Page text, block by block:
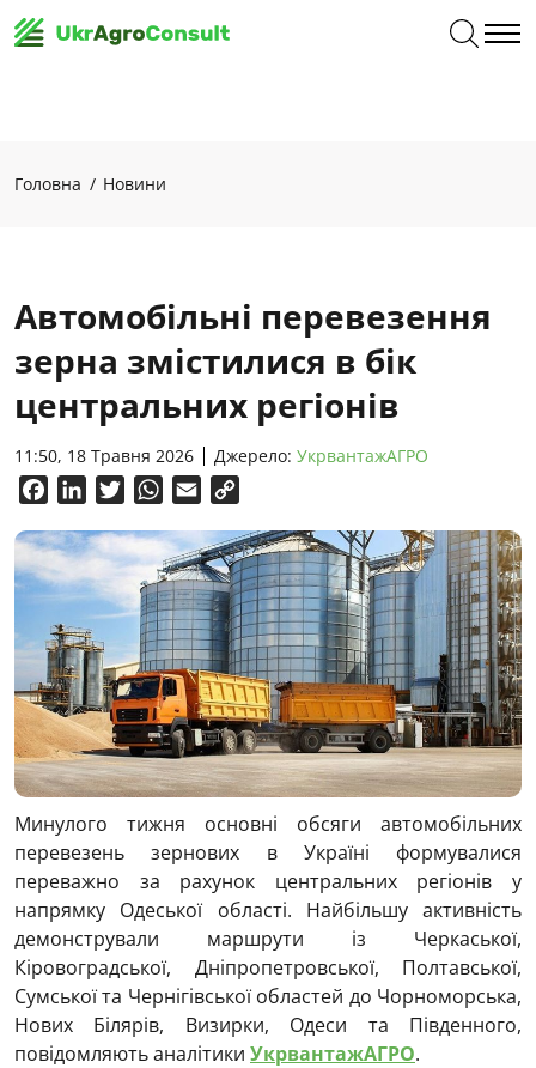
Головна Новини
Автомобільні перевезення
зерна змістилися в бік
центральних регіонів
11:50, 18 Травня 2026 Джерело: УкрвантажАГРО
FacebookLinkedInTwitterWhatsApp
Email
Минулого тижня основні обсяги автомобільних
перевезень зернових в Україні формувалися
переважно за рахунок центральних регіонів у
напрямку Одеської області. Найбільшу активність
демонстрували маршрути із Черкаської,
Кіровоградської, Дніпропетровської, Полтавської,
Сумської та Чернігівської областей до Чорноморська,
Нових Білярів, Визирки, Одеси та Південного,
повідомляють аналітики УкрвантажАГРО.